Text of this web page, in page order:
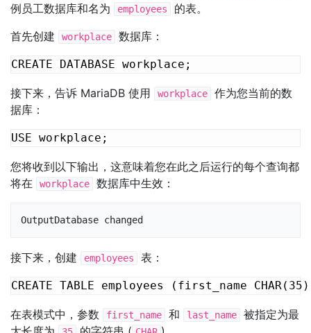
例员工数据库和名为
employees
的表。
首先创建
workplace 数据库：
接下来，告诉 MariaDB 使用 workplace
作为您当前的数
据库：
您将收到以下输出，这意味着您在此之后运行的每个查询都
将在
workplace 数据库中生效：
OutputDatabase changed
接下来，创建 employees 表：
在表模式中，参数 first_name 和 last_name
被指定为最